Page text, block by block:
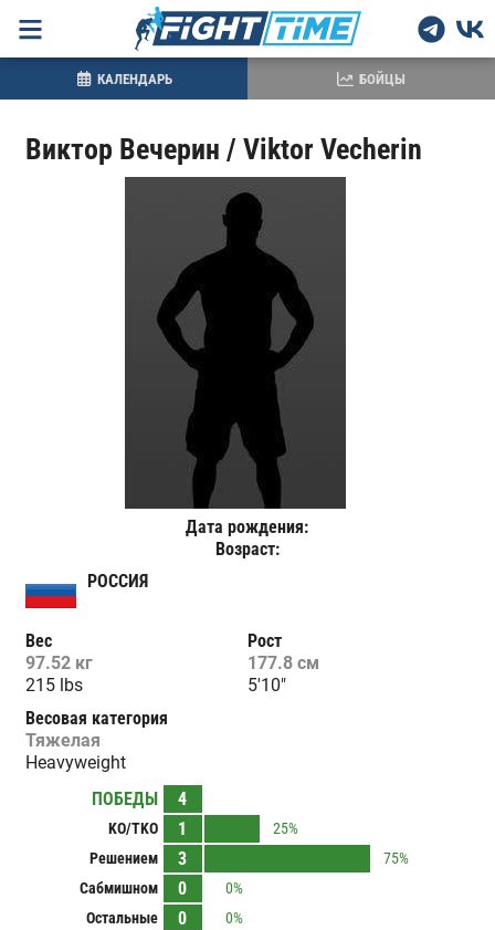
Виктор Вечерин / Viktor Vecherin
Дата рождения:
Возраст:
РОССИЯ
Вес
97.52 кг
215 lbs
Рост
177.8 см
5'10"
Весовая категория
Тяжелая
Heavyweight
ПОБЕДЫ
4
KO/TKO 1
25%
Решением
3
75%
Сабмишном
0
0%
Остальные
0 0%
КАЛЕНДАРЬ БОЙЦЫ